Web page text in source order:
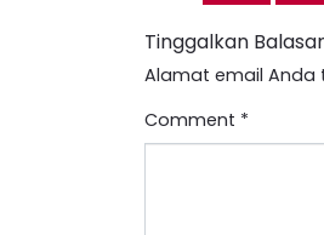
Tinggalkan
Alamat email Anda
Comment *